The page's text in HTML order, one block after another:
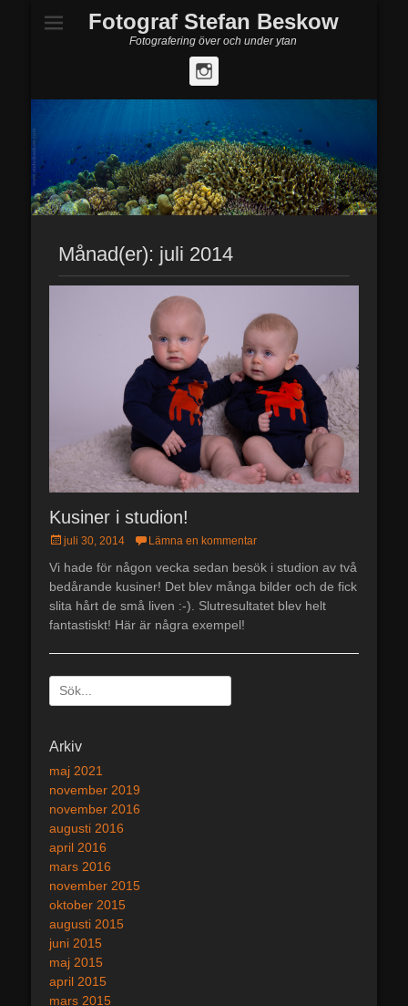
Fotograf Stefan Beskow
Fotografering över och under ytan
Månad(er): juli 2014
Kusiner i studion!
Postades
juli 30, 2014 Lämna en kommentar
Vi hade för någon vecka sedan besök i studion av två
bedårande kusiner! Det blev många bilder och de fick
slita hårt de små liven :-). Slutresultatet blev helt
fantastiskt! Här är några exempel!
Sök
efter:
Arkiv
maj 2021
november 2019
november 2016
augusti 2016
april 2016
mars 2016
november 2015
oktober 2015
augusti 2015
juni 2015
maj 2015
april 2015
mars 2015